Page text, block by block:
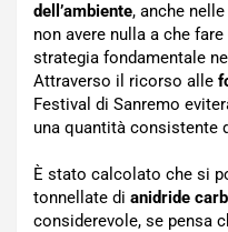
dell’ambiente, anche
non avere nulla a che fare
strategia fondamentale
Attraverso il ricorso alle
Festival di Sanremo
una quantità consistente
È stato calcolato che si
tonnellate di anidride
considerevole, se pensa